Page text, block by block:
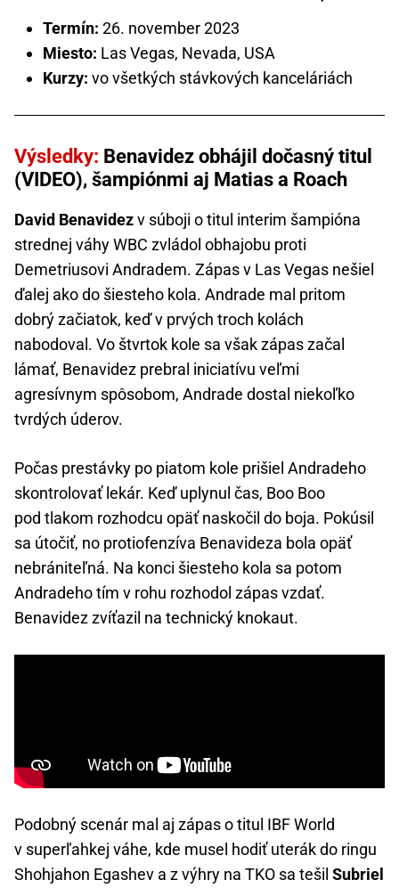
Termín: 26. november 2023
Miesto: Las Vegas, Nevada, USA
Kurzy: vo všetkých stávkových kanceláriách
Výsledky: Benavidez obhájil dočasný titul
(VIDEO), šampiónmi aj Matias a Roach
David Benavidezv súboji o titul interim šampióna
strednej váhy WBC zvládol obhajobu proti
Demetriusovi Andradem. Zápas v Las Vegas nešiel
ďalej ako do šiesteho kola. Andrade mal pritom
dobrý začiatok, keď v prvých troch kolách
nabodoval. Vo štvrtok kole sa však zápas začal
lámať, Benavidez prebral iniciatívu veľmi
agresívnym spôsobom, Andrade dostal niekoľko
tvrdých úderov.
Počas prestávky po piatom kole prišiel Andradeho
skontrolovať lekár. Keď uplynul čas, Boo Boo
pod tlakom rozhodcu opäť naskočil do boja. Pokúsil
sa útočiť, no protiofenzíva Benavideza bola opäť
nebrániteľná. Na konci šiesteho kola sa potom
Andradeho tím v rohu rozhodol zápas vzdať.
Benavidez zvíťazil na technický knokaut.
Podobný scenár mal aj zápas o titul IBF World
v superľahkej váhe, kde musel hodiť uterák do ringu
Shohjahon Egashev a z výhry na TKO sa tešil Subriel